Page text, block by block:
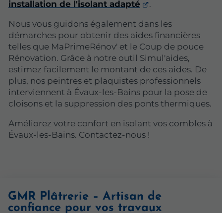
installation de l'isolant adapté
.
Nous vous guidons également dans les
démarches pour obtenir des aides financières
telles que MaPrimeRénov' et le Coup de pouce
Rénovation. Grâce à notre outil Simul'aides,
estimez facilement le montant de ces aides. De
plus, nos peintres et plaquistes professionnels
interviennent à Évaux-les-Bains pour la pose de
cloisons et la suppression des ponts thermiques.
Améliorez votre confort en isolant vos combles à
Évaux-les-Bains. Contactez-nous !
GMR Plâtrerie – Artisan de
confiance pour vos travaux